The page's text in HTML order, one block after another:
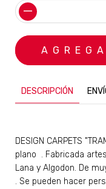
DESCRIPCIÓN
DESIGN CARPETS
plano . Fabricada
Lana y Algodon. De
. Se pueden hacer